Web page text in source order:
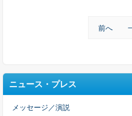
前へ
ニュース・プレス
メッセージ／演説